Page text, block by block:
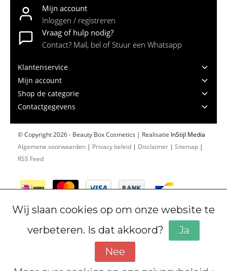
Mijn account
Inloggen / registreren
Vraag of hulp nodig?
Contact? Mail, bel of Stuur een Whatsapp
Klantenservice
Mijn account
Shop de categorie
Contactgegevens
© Copyright 2026 - Beauty Box Cosmetics | Realisatie InStijl Media
Algemene voorwaarden | Privacy beleid | Disclaimer | Sitemap |
RSS Feed
Wij slaan cookies op om onze website te
verbeteren. Is dat akkoord?
Ja
Nee